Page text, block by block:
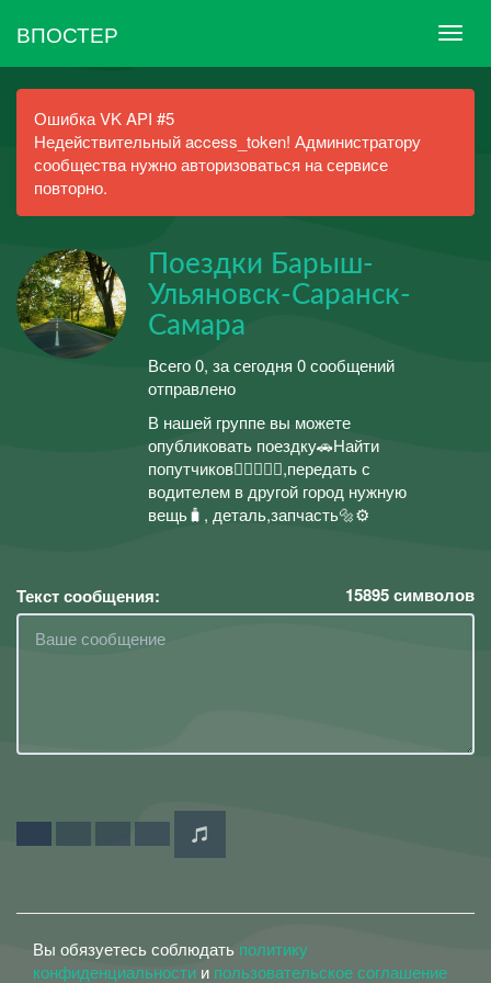
ВПОСТЕР
Ошибка VK API #5
Недействительный access_token! Администратору
сообщества нужно авторизоваться на сервисе
повторно.
Поездки Барыш-
Ульяновск-Саранск-
Самара
Всего 0, за сегодня 0 сообщений
отправлено
В нашей группе вы можете
опубликовать поездку🚗Найти
попутчиков🧍‍♂️🧍🏻‍♀️,передать с
водителем в другой город нужную
вещь🧳, деталь,запчасть🔩⚙️
Текст сообщения: 15895символов
Вы обязуетесь соблюдать политику
конфиденциальности и пользовательское соглашение